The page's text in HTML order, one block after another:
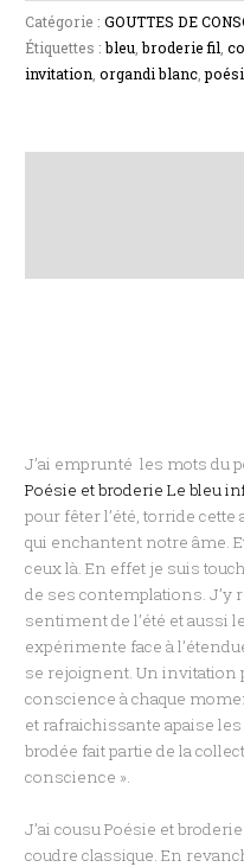
Catégorie :GOUTTES DE
Étiquettes :bleu,broderie fil,
invitation,organdi blanc,
J’ai emprunté les mots du
Poésie et broderie Le bleu
pour fêter l’été, torride
qui enchantent notre âme.
ceux là. En effet je suis
de ses contemplations. J’y
sentiment de l’été et aussi
expérimente face à
se rejoignent. Un invitation
conscience à chaque
et rafraichissante apaise
brodée fait partie de la
conscience ».
J’ai cousu Poésie et
coudre classique. En